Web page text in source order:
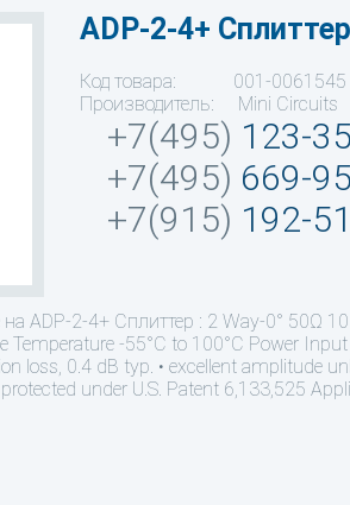
ADP-2-4+ Сплиттер
Код товара: 001-0061545
Производитель: Mini Circuits
+7(495) 123-
+7(495) 669-
+7(915) 192-
на ADP-2-4+ Сплиттер : 2 Way-0° 50Ω
Temperature -55°C to 100°C Power
loss, 0.4 dB typ. • excellent amplitude
under U.S. Patent 6,133,525